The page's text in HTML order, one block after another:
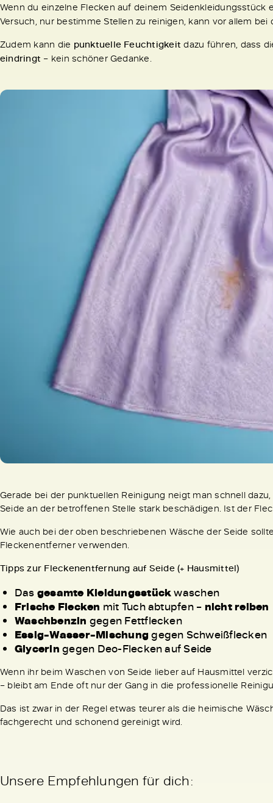
Wenn du einzelne Flecken auf deinem
Versuch, nur bestimme Stellen zu reinigen, kann vor allem
Zudem kann die punktuelle Feuchtigkeit dazu führen, dass
eindringt – kein schöner Gedanke.
Gerade bei der punktuellen Reinigung neigt man schnell
Seide an der betroffenen Stelle stark beschädigen. Ist der
Wie auch bei der oben beschriebenen Wäsche der Seide
Fleckenentferner verwenden.
Tipps zur Fleckenentfernung auf Seide (+ Hausmittel)
Das gesamte Kleidungsstückwaschen
Frische Flecken mit Tuch abtupfen – nicht reiben
Waschbenzin gegen Fettflecken
Essig-Wasser-Mischunggegen Schweißflecken
Glyceringegen Deo-Flecken auf Seide
Wenn ihr beim Waschen von Seide lieber auf Hausmittel
– bleibt am Ende oft nur der Gang in die professionelle
Das ist zwar in der Regel etwas teurer als die heimische
fachgerecht und schonend gereinigt wird.
Unsere Empfehlungen für dich: